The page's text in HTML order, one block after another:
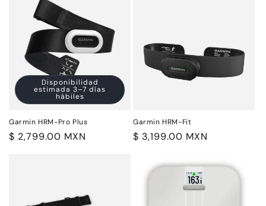
Disponibilidad
estimada 3–7 días
hábiles
Garmin HRM-Pro Plus
Precio
$ 2,799.00 MXN
Garmin HRM-Fit
Precio
$ 3,199.00 MXN